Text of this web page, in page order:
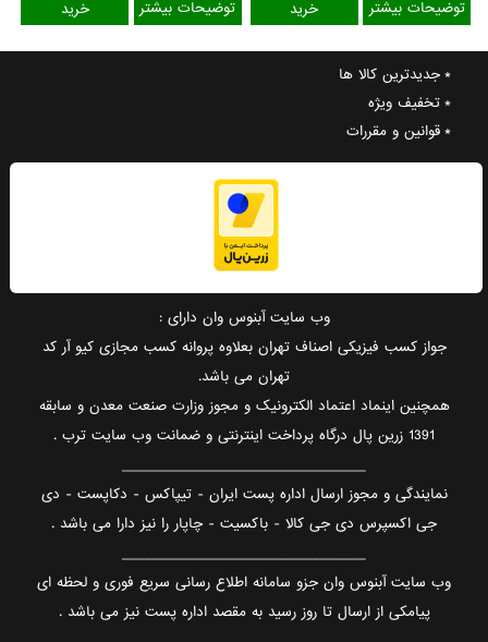
توضیحات بیشتر توضیحات بیشتر
جدیدترین کالا ها
تخفیف ویژه
قوانین و مقررات
وب سایت آبنوس وان دارای :
جواز کسب فیزیکی اصناف تهران بعلاوه پروانه کسب مجازی کیو آر کد
تهران می باشد.
همچنین اینماد اعتماد الکترونیک و مجوز وزارت صنعت معدن و سابقه
1391 زرین پال درگاه پرداخت اینترنتی و ضمانت وب سایت ترب .
________________________________
نمایندگی و مجوز ارسال اداره پست ایران - تیپاکس - دکاپست - دی
جی اکسپرس دی جی کالا - باکسیت - چاپار را نیز دارا می باشد .
________________________________
وب سایت آبنوس وان جزو سامانه اطلاع رسانی سریع فوری و لحظه ای
پیامکی از ارسال تا روز رسید به مقصد اداره پست نیز می باشد .